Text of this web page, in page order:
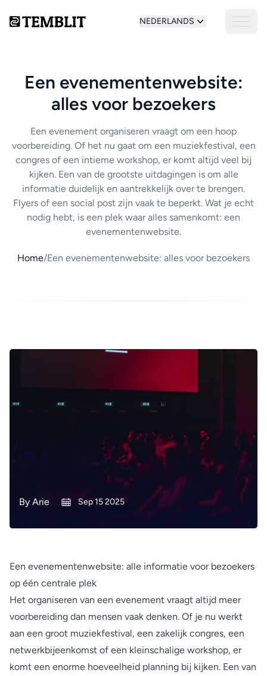
NEDERLANDS
Een evenementenwebsite:
alles voor bezoekers
Een evenement organiseren vraagt om een hoop
voorbereiding. Of het nu gaat om een muziekfestival, een
congres of een intieme workshop, er komt altijd veel bij
kijken. Een van de grootste uitdagingen is om alle
informatie duidelijk en aantrekkelijk over te brengen.
Flyers of een social post zijn vaak te beperkt. Wat je echt
nodig hebt, is een plek waar alles samenkomt: een
evenementenwebsite.
Home/Een evenementenwebsite: alles voor bezoekers
By Arie Sep 15 2025
Een evenementenwebsite: alle informatie voor bezoekers
op één centrale plek
Het organiseren van een evenement vraagt altijd meer
voorbereiding dan mensen vaak denken. Of je nu werkt
aan een groot muziekfestival, een zakelijk congres, een
netwerkbijeenkomst of een kleinschalige workshop, er
komt een enorme hoeveelheid planning bij kijken. Een van